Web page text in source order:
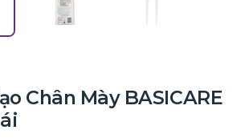
Chân Mày BASICARE